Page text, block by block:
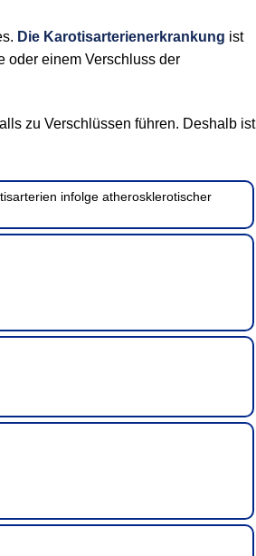
Die Karotisarterienerkrankung ist
oder einem Verschluss der
zu Verschlüssen führen. Deshalb ist
infolge atherosklerotischer